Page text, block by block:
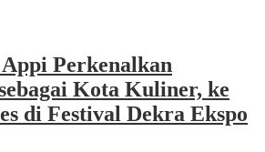
Perkenalkan
Kota Kuliner, ke
di Festival Dekra Ekspo